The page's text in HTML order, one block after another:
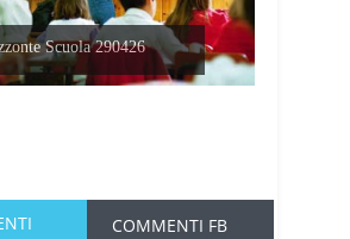
Scuola 290426
COMMENTI FB